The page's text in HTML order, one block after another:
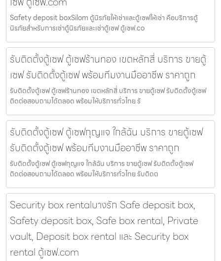
Safety deposit boxSilom ตู้นิรภัยให้เช่าและตู้เซฟให้เช่า คือบริการตู้
นิรภัยสำหรับการเช่าตู้นิรภัยและเช่าตู้เซฟ ตู้เซฟ.co
รับติดตั้งตู้เซฟ ตู้เซฟร้านทอง เขตหลักสี่ บริการ ขายตู้
เซฟ รับติดตั้งตู้เซฟ พร้อมทีมงานมืออาชีพ ราคาถูก
รับติดตั้งตู้เซฟ ตู้เซฟร้านทอง เขตหลักสี่ บริการ ขายตู้เซฟ รับติดตั้งตู้เซฟ
ติดต่อสอบถามได้ตลอด พร้อมให้บริการทั่วไทย รั
รับติดตั้งตู้เซฟ ตู้เซฟกุญแจ ใกล้ฉัน บริการ ขายตู้เซฟ
รับติดตั้งตู้เซฟ พร้อมทีมงานมืออาชีพ ราคาถูก
รับติดตั้งตู้เซฟ ตู้เซฟกุญแจ ใกล้ฉัน บริการ ขายตู้เซฟ รับติดตั้งตู้เซฟ
ติดต่อสอบถามได้ตลอด พร้อมให้บริการทั่วไทย รับติดต
Security box rentalบางรัก Safe deposit box,
Safety deposit box, Safe box rental, Private
vault, Deposit box rental และ Security box
rental ตู้เซฟ.com